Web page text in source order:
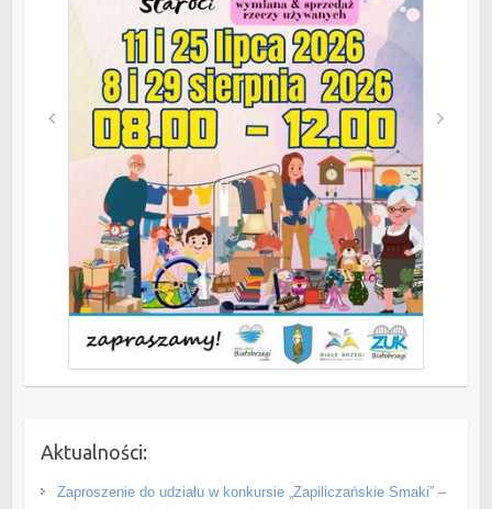
Aktualności:
Zaproszenie do udziału w konkursie „Zapiliczańskie Smaki” –